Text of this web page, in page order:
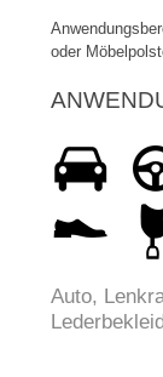
oder
Auto,